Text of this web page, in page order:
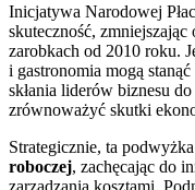
Inicjatywa Narodowej
skuteczność,
zarobkach od 2010 roku.
i gastronomia mogą stanąć
skłania liderów biznesu
zrównoważyć skutki
Strategicznie, ta
roboczej, zachęcając do
zarządzania kosztami.